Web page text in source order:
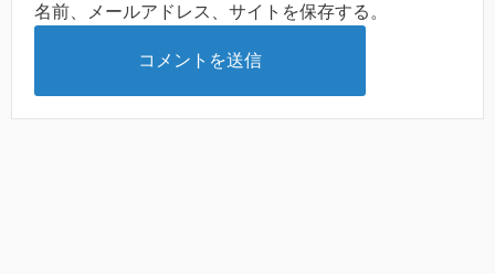
名前、メールアドレス、サイトを保存する。